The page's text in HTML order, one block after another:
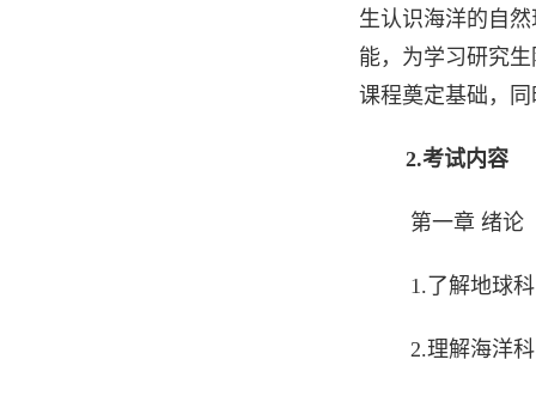
生认识海洋的自
能，为学习研究
课程奠定基础，
2.考试内容
第一章 绪论
1.了解地球
2.理解海洋